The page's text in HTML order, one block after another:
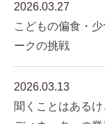
2026.03.27
こどもの偏食・
ークの挑戦
2026.03.13
聞くことはある